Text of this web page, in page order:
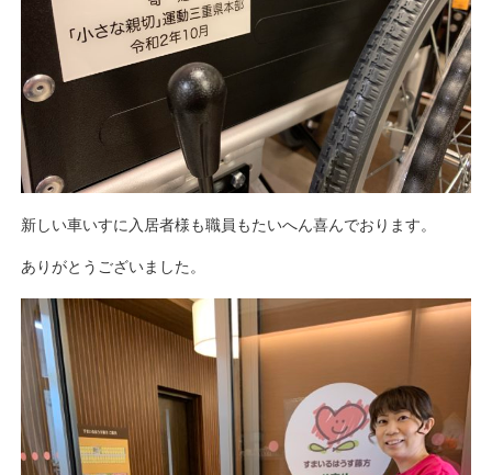
新しい車いすに入居者様も職員もたいへん喜んでおります。
ありがとうございました。